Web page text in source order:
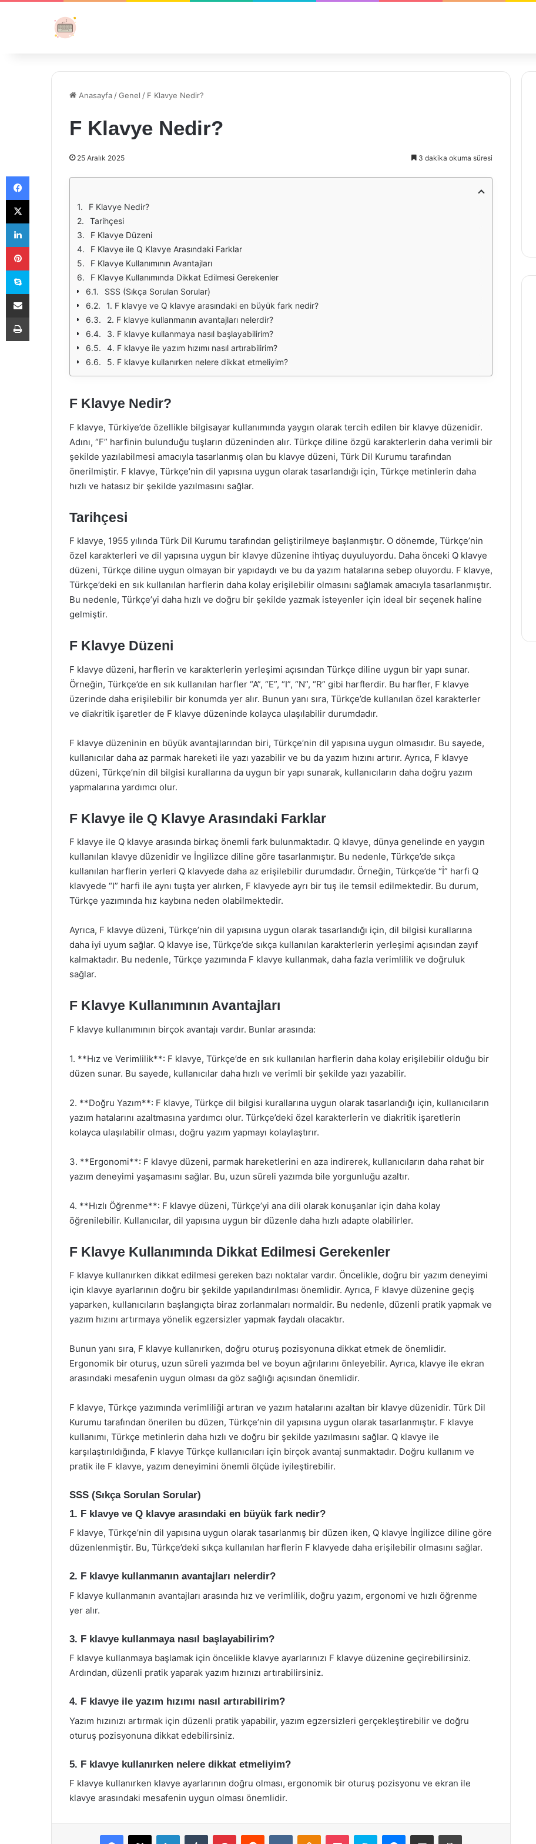
Anasayfa /Genel / F Klavye Nedir?
F Klavye Nedir?
25 Aralık 2025 3 dakika okuma süresi
F Klavye Nedir?
Tarihçesi
F Klavye Düzeni
F Klavye ile Q Klavye Arasındaki Farklar
F Klavye Kullanımının Avantajları
F Klavye Kullanımında Dikkat Edilmesi Gerekenler
SSS (Sıkça Sorulan Sorular)
1. F klavye ve Q klavye arasındaki en büyük fark nedir?
2. F klavye kullanmanın avantajları nelerdir?
3. F klavye kullanmaya nasıl başlayabilirim?
4. F klavye ile yazım hızımı nasıl artırabilirim?
5. F klavye kullanırken nelere dikkat etmeliyim?
F Klavye Nedir?
F klavye, Türkiye’de özellikle bilgisayar kullanımında yaygın olarak tercih edilen bir klavye düzenidir.
Adını, “F” harfinin bulunduğu tuşların düzeninden alır. Türkçe diline özgü karakterlerin daha verimli bir
şekilde yazılabilmesi amacıyla tasarlanmış olan bu klavye düzeni, Türk Dil Kurumu tarafından
önerilmiştir. F klavye, Türkçe’nin dil yapısına uygun olarak tasarlandığı için, Türkçe metinlerin daha
hızlı ve hatasız bir şekilde yazılmasını sağlar.
Tarihçesi
F klavye, 1955 yılında Türk Dil Kurumu tarafından geliştirilmeye başlanmıştır. O dönemde, Türkçe’nin
özel karakterleri ve dil yapısına uygun bir klavye düzenine ihtiyaç duyuluyordu. Daha önceki Q klavye
düzeni, Türkçe diline uygun olmayan bir yapıdaydı ve bu da yazım hatalarına sebep oluyordu. F klavye,
Türkçe’deki en sık kullanılan harflerin daha kolay erişilebilir olmasını sağlamak amacıyla tasarlanmıştır.
Bu nedenle, Türkçe’yi daha hızlı ve doğru bir şekilde yazmak isteyenler için ideal bir seçenek haline
gelmiştir.
F Klavye Düzeni
F klavye düzeni, harflerin ve karakterlerin yerleşimi açısından Türkçe diline uygun bir yapı sunar.
Örneğin, Türkçe’de en sık kullanılan harfler “A”, “E”, “I”, “N”, “R” gibi harflerdir. Bu harfler, F klavye
üzerinde daha erişilebilir bir konumda yer alır. Bunun yanı sıra, Türkçe’de kullanılan özel karakterler
ve diakritik işaretler de F klavye düzeninde kolayca ulaşılabilir durumdadır.
F klavye düzeninin en büyük avantajlarından biri, Türkçe’nin dil yapısına uygun olmasıdır. Bu sayede,
kullanıcılar daha az parmak hareketi ile yazı yazabilir ve bu da yazım hızını artırır. Ayrıca, F klavye
düzeni, Türkçe’nin dil bilgisi kurallarına da uygun bir yapı sunarak, kullanıcıların daha doğru yazım
yapmalarına yardımcı olur.
F Klavye ile Q Klavye Arasındaki Farklar
F klavye ile Q klavye arasında birkaç önemli fark bulunmaktadır. Q klavye, dünya genelinde en yaygın
kullanılan klavye düzenidir ve İngilizce diline göre tasarlanmıştır. Bu nedenle, Türkçe’de sıkça
kullanılan harflerin yerleri Q klavyede daha az erişilebilir durumdadır. Örneğin, Türkçe’de “İ” harfi Q
klavyede “I” harfi ile aynı tuşta yer alırken, F klavyede ayrı bir tuş ile temsil edilmektedir. Bu durum,
Türkçe yazımında hız kaybına neden olabilmektedir.
Ayrıca, F klavye düzeni, Türkçe’nin dil yapısına uygun olarak tasarlandığı için, dil bilgisi kurallarına
daha iyi uyum sağlar. Q klavye ise, Türkçe’de sıkça kullanılan karakterlerin yerleşimi açısından zayıf
kalmaktadır. Bu nedenle, Türkçe yazımında F klavye kullanmak, daha fazla verimlilik ve doğruluk
sağlar.
F Klavye Kullanımının Avantajları
F klavye kullanımının birçok avantajı vardır. Bunlar arasında:
1. **Hız ve Verimlilik**: F klavye, Türkçe’de en sık kullanılan harflerin daha kolay erişilebilir olduğu bir
düzen sunar. Bu sayede, kullanıcılar daha hızlı ve verimli bir şekilde yazı yazabilir.
2. **Doğru Yazım**: F klavye, Türkçe dil bilgisi kurallarına uygun olarak tasarlandığı için, kullanıcıların
yazım hatalarını azaltmasına yardımcı olur. Türkçe’deki özel karakterlerin ve diakritik işaretlerin
kolayca ulaşılabilir olması, doğru yazım yapmayı kolaylaştırır.
3. **Ergonomi**: F klavye düzeni, parmak hareketlerini en aza indirerek, kullanıcıların daha rahat bir
yazım deneyimi yaşamasını sağlar. Bu, uzun süreli yazımda bile yorgunluğu azaltır.
4. **Hızlı Öğrenme**: F klavye düzeni, Türkçe’yi ana dili olarak konuşanlar için daha kolay
öğrenilebilir. Kullanıcılar, dil yapısına uygun bir düzenle daha hızlı adapte olabilirler.
F Klavye Kullanımında Dikkat Edilmesi Gerekenler
F klavye kullanırken dikkat edilmesi gereken bazı noktalar vardır. Öncelikle, doğru bir yazım deneyimi
için klavye ayarlarının doğru bir şekilde yapılandırılması önemlidir. Ayrıca, F klavye düzenine geçiş
yaparken, kullanıcıların başlangıçta biraz zorlanmaları normaldir. Bu nedenle, düzenli pratik yapmak ve
yazım hızını artırmaya yönelik egzersizler yapmak faydalı olacaktır.
Bunun yanı sıra, F klavye kullanırken, doğru oturuş pozisyonuna dikkat etmek de önemlidir.
Ergonomik bir oturuş, uzun süreli yazımda bel ve boyun ağrılarını önleyebilir. Ayrıca, klavye ile ekran
arasındaki mesafenin uygun olması da göz sağlığı açısından önemlidir.
F klavye, Türkçe yazımında verimliliği artıran ve yazım hatalarını azaltan bir klavye düzenidir. Türk Dil
Kurumu tarafından önerilen bu düzen, Türkçe’nin dil yapısına uygun olarak tasarlanmıştır. F klavye
kullanımı, Türkçe metinlerin daha hızlı ve doğru bir şekilde yazılmasını sağlar. Q klavye ile
karşılaştırıldığında, F klavye Türkçe kullanıcıları için birçok avantaj sunmaktadır. Doğru kullanım ve
pratik ile F klavye, yazım deneyimini önemli ölçüde iyileştirebilir.
SSS (Sıkça Sorulan Sorular)
1. F klavye ve Q klavye arasındaki en büyük fark nedir?
F klavye, Türkçe’nin dil yapısına uygun olarak tasarlanmış bir düzen iken, Q klavye İngilizce diline göre
düzenlenmiştir. Bu, Türkçe’deki sıkça kullanılan harflerin F klavyede daha erişilebilir olmasını sağlar.
2. F klavye kullanmanın avantajları nelerdir?
F klavye kullanmanın avantajları arasında hız ve verimlilik, doğru yazım, ergonomi ve hızlı öğrenme
yer alır.
3. F klavye kullanmaya nasıl başlayabilirim?
F klavye kullanmaya başlamak için öncelikle klavye ayarlarınızı F klavye düzenine geçirebilirsiniz.
Ardından, düzenli pratik yaparak yazım hızınızı artırabilirsiniz.
4. F klavye ile yazım hızımı nasıl artırabilirim?
Yazım hızınızı artırmak için düzenli pratik yapabilir, yazım egzersizleri gerçekleştirebilir ve doğru
oturuş pozisyonuna dikkat edebilirsiniz.
5. F klavye kullanırken nelere dikkat etmeliyim?
F klavye kullanırken klavye ayarlarının doğru olması, ergonomik bir oturuş pozisyonu ve ekran ile
klavye arasındaki mesafenin uygun olması önemlidir.
Facebook
X LinkedInTumblr PinterestReddit VKontakteOdnoklassniki
Pocket Skype Messenger
E-Posta ile paylaş Yazdır
Facebook
X
LinkedIn
Pinterest
Skype
E-Posta ile paylaş